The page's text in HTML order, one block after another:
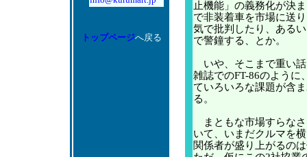
トップページへ戻る
止機能」の義務化が決
で非装着車を市場に送
気で批判したり、ある
で警鐘する、とか。
いや、そこまで重い
雑誌でのFT-86のように
ていろいろな課題が含
る。
まともな市場すらな
いて、いまだクルマを
関係者が盛り上がるの